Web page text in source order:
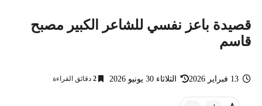
قصيدة باعز نفسي للشاعر الكبير مصبح
قاسم
الثلاثاء 30 يونيو 2026 2 دقائق القراءة